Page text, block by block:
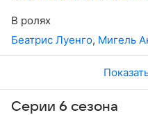
В ролях
Беатрис Луенго, Мигель
Серии 6 сезона